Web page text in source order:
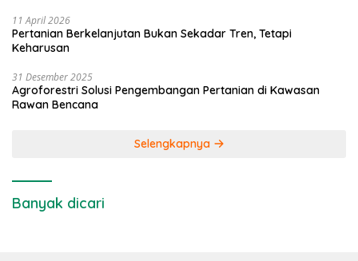
11 April 2026
Pertanian Berkelanjutan Bukan Sekadar Tren, Tetapi
Keharusan
31 Desember 2025
Agroforestri Solusi Pengembangan Pertanian di Kawasan
Rawan Bencana
Selengkapnya
Banyak dicari